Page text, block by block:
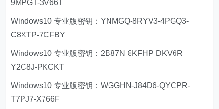
9MPGT-3V66T
Windows10 专业版密钥：YNMGQ-8RYV3-4PGQ3-
C8XTP-7CFBY
Windows10 专业版密钥：2B87N-8KFHP-DKV6R-
Y2C8J-PKCKT
Windows10 专业版密钥：WGGHN-J84D6-QYCPR-
T7PJ7-X766F